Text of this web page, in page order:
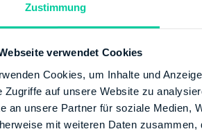
Zustimmung
verwendet Cookies
Cookies, um Inhalte und
Zugriffe auf unsere Website zu
an unsere Partner für soziale Medien,
mit weiteren Daten
Mittwoch:08:00-15:00
Kontaktinformation
Telefonnummer: +49 309024170
http://www.berlin.de/